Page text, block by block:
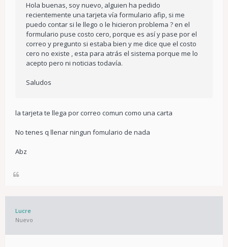
Hola buenas, soy nuevo, alguien ha pedido
recientemente una tarjeta vía formulario afip, si me
puedo contar si le llego o le hicieron problema ? en el
formulario puse costo cero, porque es así y pase por el
correo y pregunto si estaba bien y me dice que el costo
cero no existe , esta para atrás el sistema porque me lo
acepto pero ni noticias todavía.
Saludos
la tarjeta te llega por correo comun como una carta
No tenes q llenar ningun fomulario de nada
Abz
Lucre
Nuevo